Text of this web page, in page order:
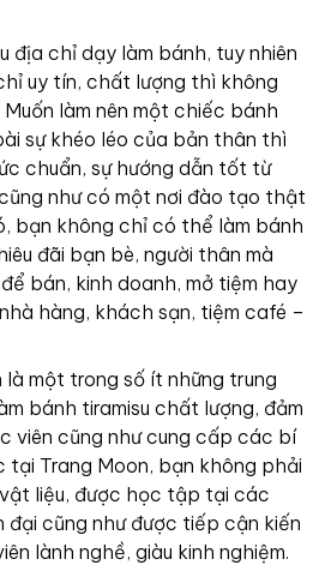
địa chỉ dạy làm bánh, tuy nhiên
uy tín, chất lượng thì không
làm nên một chiếc bánh
sự khéo léo của bản thân thì
chuẩn, sự hướng dẫn tốt từ
như có một nơi đào tạo thật
bạn không chỉ có thể làm bánh
đãi bạn bè, người thân mà
bán, kinh doanh, mở tiệm hay
hàng, khách sạn, tiệm café –
là một trong số ít những trung
bánh tiramisu chất lượng, đảm
viên cũng như cung cấp các bí
tại Trang Moon, bạn không phải
liệu, được học tập tại các
cũng như được tiếp cận kiến
lành nghề, giàu kinh nghiệm.